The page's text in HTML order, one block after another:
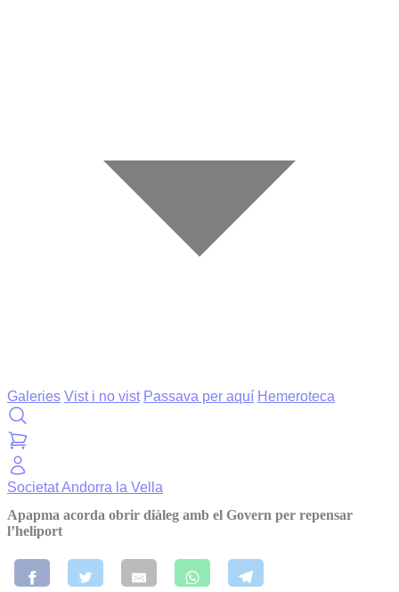
Galeries Vist i no vist Passava per aquí Hemeroteca
SocietatAndorra la Vella
Apapma acorda obrir diàleg amb el Govern per repensar
l’heliport